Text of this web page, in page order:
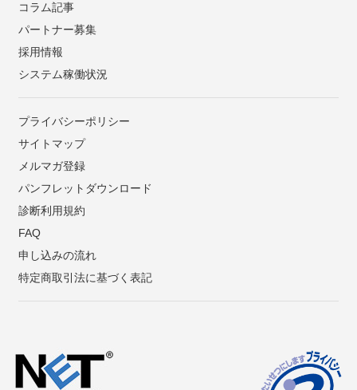
コラム記事
パートナー募集
採用情報
システム稼働状況
プライバシーポリシー
サイトマップ
メルマガ登録
パンフレットダウンロード
診断利用規約
FAQ
申し込みの流れ
特定商取引法に基づく表記